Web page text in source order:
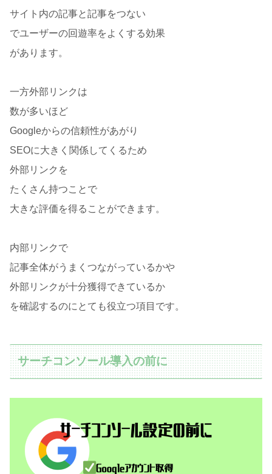
サイト内の記事と記事をつない
でユーザーの回遊率をよくする効果
があります。
一方外部リンクは
数が多いほど
Googleからの信頼性があがり
SEOに大きく関係してくるため
外部リンクを
たくさん持つことで
大きな評価を得ることができます。
内部リンクで
記事全体がうまくつながっているかや
外部リンクが十分獲得できているか
を確認するのにとても役立つ項目です。
サーチコンソール導入の前に